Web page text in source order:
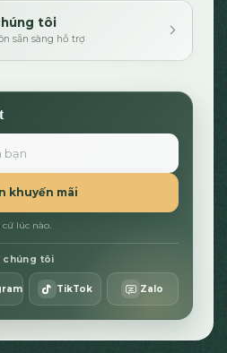
tôi
sẵn sàng hỗ trợ
khuyến mãi
lúc nào.
chúng tôi
TikTok Zalo